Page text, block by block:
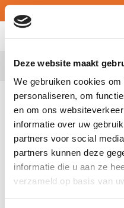
Deze website maakt
We gebruiken cookies
personaliseren, om
en om ons
informatie over uw
partners voor social
partners kunnen deze
informatie die u aan ze
verzameld op basis van